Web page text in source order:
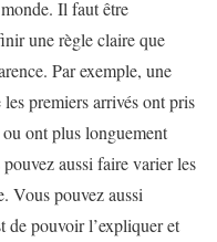
Il faut être
une règle claire que
Par exemple, une
premiers arrivés ont pris
ont plus longuement
aussi faire varier les
Vous pouvez aussi
de pouvoir l’expliquer et